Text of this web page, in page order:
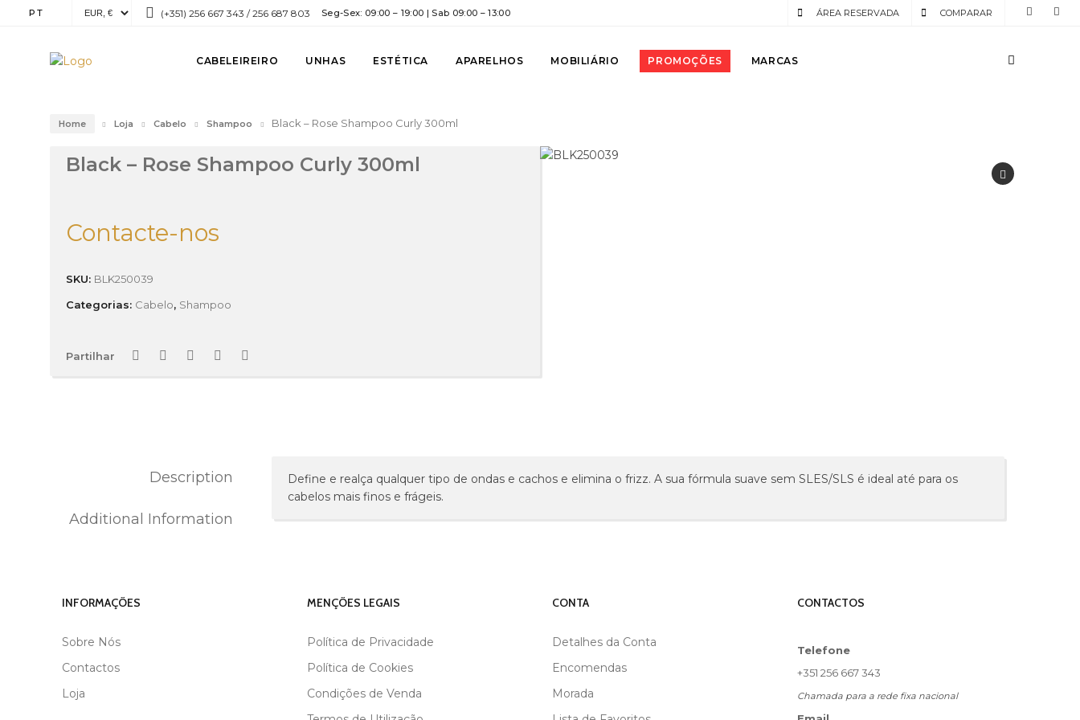
PT (+351) 256 667 343 / 256 687 803 Seg-Sex: 09:00 – 19:00 | Sab 09:00 – 13:00 COMPARAR
ÁREA RESERVADA
CABELEIREIRO UNHAS ESTÉTICA APARELHOS MOBILIÁRIO PROMOÇÕES MARCAS
Home Loja Cabelo Shampoo Black – Rose Shampoo Curly 300ml
Black – Rose Shampoo Curly 300ml
Contacte-nos
SKU: BLK250039
Categorias: Cabelo, Shampoo
Partilhar
Description
Additional Information
Define e realça qualquer tipo de ondas e cachos e elimina o frizz. A sua fórmula suave sem SLES/SLS é ideal até para os
cabelos mais finos e frágeis.
MARCA
INFORMAÇÕES
Sobre Nós
Contactos
Loja
MENÇÕES LEGAIS
Política de Privacidade
Política de Cookies
Condições de Venda
CONTA
Detalhes da Conta
Encomendas
Morada
CONTACTOS
Telefone
+351 256 667 343
Chamada para a rede fixa nacional